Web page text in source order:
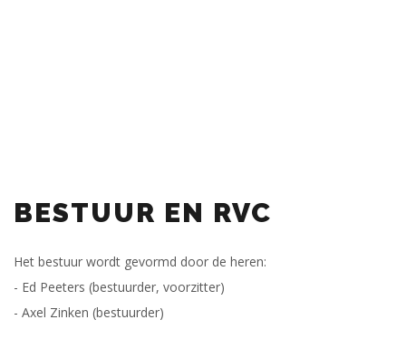
BESTUUR EN RVC
Het bestuur wordt gevormd door de heren:
- Ed Peeters (bestuurder, voorzitter)
- Axel Zinken (bestuurder)